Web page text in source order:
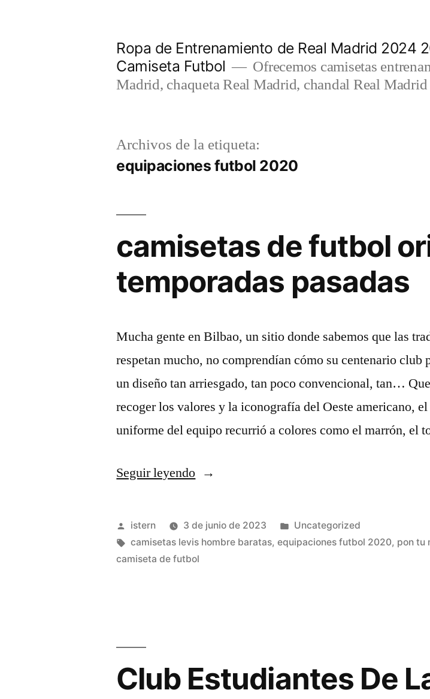
Ropa de Entrenamiento de Real Madrid 2024
Camiseta Futbol
Ofrecemos camisetas
Madrid, chaqueta Real Madrid, chandal Real
Archivos de la etiqueta:
equipaciones futbol 2020
camisetas de futbol
temporadas pasadas
Mucha gente en Bilbao, un sitio donde sabemos que las
respetan mucho, no comprendían cómo su centenario club
un diseño tan arriesgado, tan poco convencional, tan…
recoger los valores y la iconografía del Oeste americano,
uniforme del equipo recurrió a colores como el marrón, el
Seguir leyendo«camisetas
futbol
originales
temporadas
Publicado
por
istern 3 de junio de 2023
Publicado
en
Uncategorized
Etiquetas:
camisetas levis hombre baratas,equipaciones futbol 2020, pon tu
camiseta de futbol
Club Estudiantes De